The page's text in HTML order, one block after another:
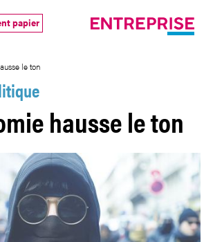
papier
le ton
hausse le ton